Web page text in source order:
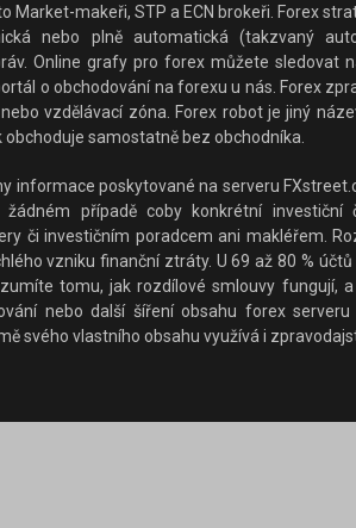
Market-makeři, STP a ECN brokeři. Forex
nebo plně automatická (takzvaný
Online grafy pro forex můžete sledovat
o obchodování na forexu u nás. Forex
vzdělávací zóna. Forex robot je jiný
samostatně bez obchodníka.
informace poskytované na serveru
případě coby konkrétní investiční
či investičním poradcem ani makléřem.
vzniku finanční ztráty. U 69 až 80 %
tomu, jak rozdílové smlouvy fungují,
nebo další šíření obsahu forex
svého vlastního obsahu využívá i